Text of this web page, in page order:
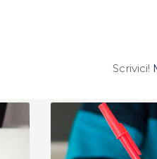
Scrivici!